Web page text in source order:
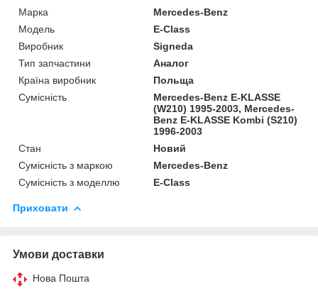
Марка
Mercedes-Benz
Модель
E-Class
Виробник
Signeda
Тип запчастини
Аналог
Країна виробник
Польща
Сумісність
Mercedes-Benz E-KLASSE
(W210) 1995-2003, Mercedes-
Benz E-KLASSE Kombi (S210)
1996-2003
Стан
Новий
Сумісність з маркою
Mercedes-Benz
Сумісність з моделлю
E-Class
Приховати
Умови доставки
Нова Пошта